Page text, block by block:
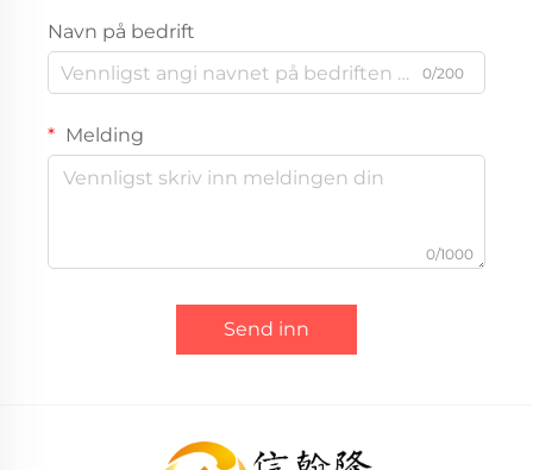
Navn på bedrift
0/200
Melding
0/1000
Send inn